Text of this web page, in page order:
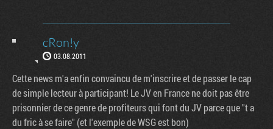
cRon!y
03.08.2011
Cette news m'a enfin convaincu de m'inscrire et de passer le cap
de simple lecteur à participant! Le JV en France ne doit pas être
prisonnier de ce genre de profiteurs qui font du JV parce que "t a
du fric à se faire" (et l'exemple de WSG est bon)